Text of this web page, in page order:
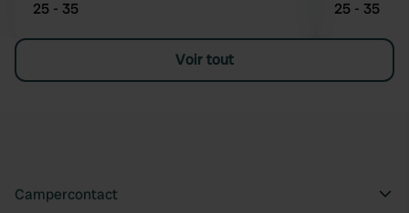
25 - 35 25 - 35
Voir tout
Campercontact